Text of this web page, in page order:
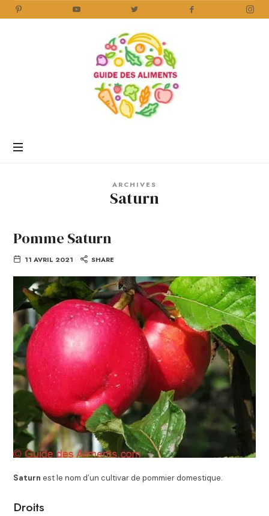
Aliments
ARCHIVES
Saturn
Pomme Saturn
11 AVRIL 2021 SHARE
Saturn est le nom d’un cultivar de pommier domestique.
Droits